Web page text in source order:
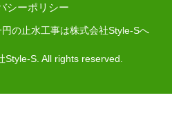
シーポリシー
の止水工事は株式会社Style-Sへ
S. All rights reserved.